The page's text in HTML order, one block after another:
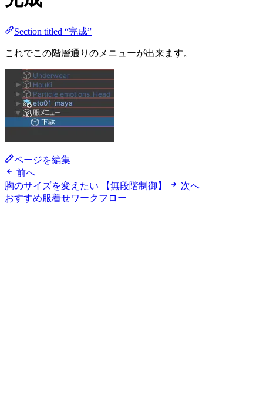
Section titled “完成”
これでこの階層通りのメニューが出来ます。
ページを編集
前へ
胸のサイズを変えたい 【無段階制御】
次へ
おすすめ服着せワークフロー